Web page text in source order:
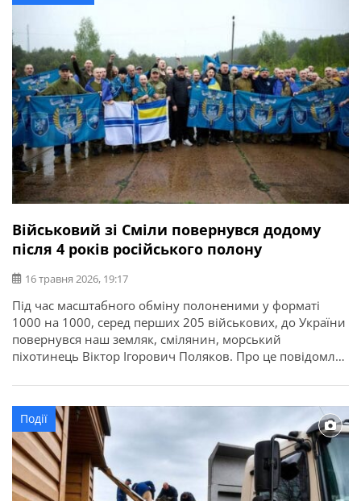
Військовий зі Сміли повернувся додому
після 4 років російського полону
16 травня 2026, 19:17
Під час масштабного обміну полоненими у форматі
1000 на 1000, серед перших 205 військових, до України
повернувся наш земляк, смілянин, морський
піхотинець Віктор Ігорович Поляков. Про це повідомляє
старший лейтенант, заступник командира самохідної
артилерійської батареї з озброєння самохідного
артилерійського дивізіону бригадної артилерійської
групи. У квітні 2022 року під […]
Події